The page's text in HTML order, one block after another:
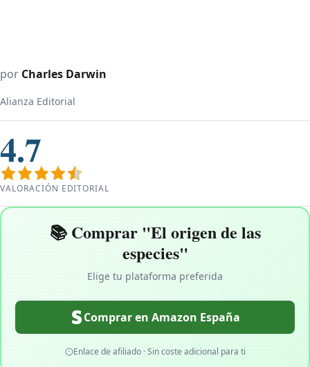
por Charles Darwin
Alianza Editorial
4.7
VALORACIÓN EDITORIAL
📚 Comprar "El origen de las
especies"
Elige tu plataforma preferida
Comprar en Amazon España
Enlace de afiliado · Sin coste adicional para ti